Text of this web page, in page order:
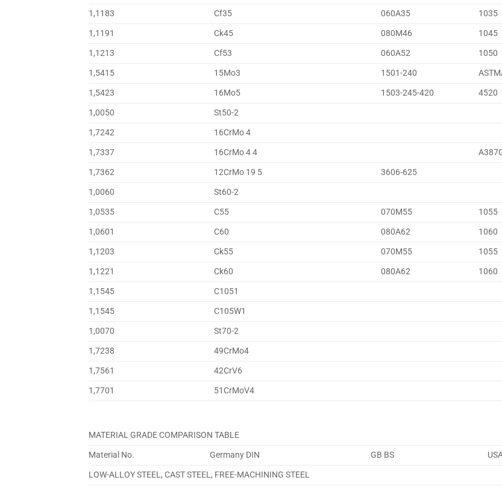
1,1183
Cf35 060A35 1035
1,1191
Ck45 080M46 1045
1,1213
Cf53 060A52 1050
1,5415
15Mo3 1501-240
1,5423
16Mo5 1503-245-420 4520
1,0050
St50-2
1,7242
16CrMo 4
1,7337
16CrMo 4 4
1,7362
12CrMo 19 5
3606-625
1,0060
St60-2
1,0535
C55 070M55 1055
1,0601
C60 080A62 1060
1,1203
Ck55 070M55 1055
1,1221
Ck60 080A62 1060
1,1545
C1051
1,1545
C105W1
1,0070
St70-2
1,7238
49CrMo4
1,7561
42CrV6
1,7701
51CrMoV4
MATERIAL GRADE COMPARISON TABLE
Material No.
Germany DIN GB BS
LOW-ALLOY STEEL, CAST STEEL, FREE-MACHINING STEEL